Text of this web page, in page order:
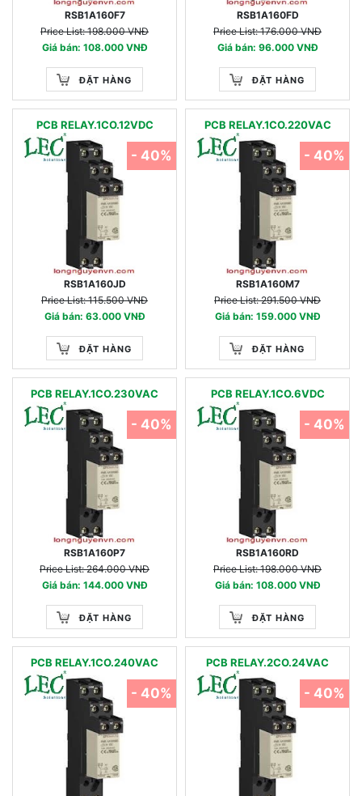
RSB1A160F7
Price List: 198.000 VNĐ
Giá bán: 108.000 VNĐ
ĐẶT HÀNG
RSB1A160FD
Price List: 176.000 VNĐ
Giá bán: 96.000 VNĐ
ĐẶT HÀNG
PCB RELAY.1CO.12VDC
RSB1A160JD
Price List: 115.500 VNĐ
Giá bán: 63.000 VNĐ
ĐẶT HÀNG
- 40%
PCB RELAY.1CO.220VAC
RSB1A160M7
Price List: 291.500 VNĐ
Giá bán: 159.000 VNĐ
ĐẶT HÀNG
- 40%
PCB RELAY.1CO.230VAC
RSB1A160P7
Price List: 264.000 VNĐ
Giá bán: 144.000 VNĐ
ĐẶT HÀNG
- 40%
PCB RELAY.1CO.6VDC
RSB1A160RD
Price List: 198.000 VNĐ
Giá bán: 108.000 VNĐ
ĐẶT HÀNG
- 40%
PCB RELAY.1CO.240VAC
- 40%
PCB RELAY.2CO.24VAC
- 40%